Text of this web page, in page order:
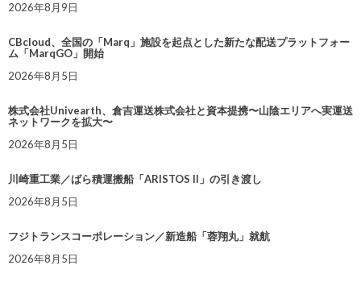
2026年8月9日
CBcloud、全国の「Marq」施設を起点とした新たな配送プラットフォー
ム「MarqGO」開始
2026年8月5日
株式会社Univearth、倉吉運送株式会社と資本提携〜山陰エリアへ実運送
ネットワークを拡大〜
2026年8月5日
川崎重工業／ばら積運搬船「ARISTOS II」の引き渡し
2026年8月5日
フジトランスコーポレーション／新造船「蓉翔丸」就航
2026年8月5日